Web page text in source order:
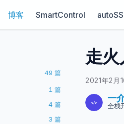
博客 SmartControl
49 篇
1 篇
4 篇
3 篇
走
2021年2月
一
全栈